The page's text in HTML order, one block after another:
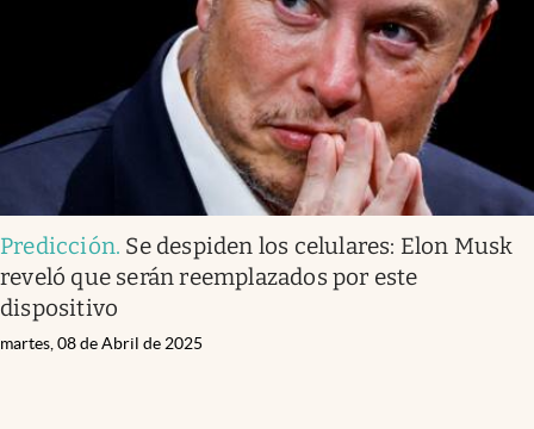
Predicción. Se despiden los celulares: Elon Musk
reveló que serán reemplazados por este
dispositivo
martes, 08 de Abril de 2025